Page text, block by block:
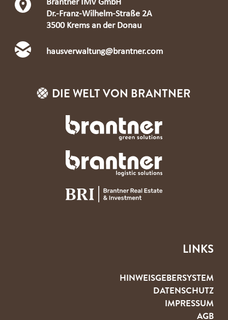
Brantner IMV GmbH
Dr.-Franz-Wilhelm-Straße 2A
3500 Krems an der Donau
hausverwaltung@brantner.com
DIE WELT VON BRANTNER
LINKS
HINWEISGEBERSYSTEM
DATENSCHUTZ
IMPRESSUM
AGB